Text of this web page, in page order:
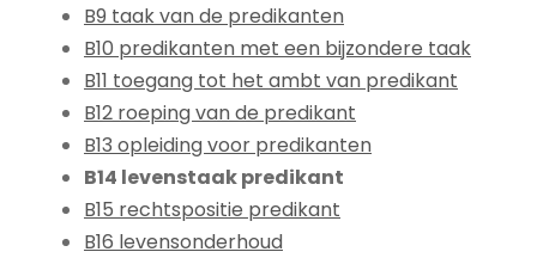
B9 taak van de predikanten
B10 predikanten met een bijzondere taak
B11 toegang tot het ambt van predikant
B12 roeping van de predikant
B13 opleiding voor predikanten
B14 levenstaak predikant
B15 rechtspositie predikant
B16 levensonderhoud